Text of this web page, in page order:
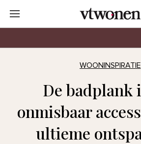
WOONINSPIRATIE
De badplank
onmisbaar
ultieme